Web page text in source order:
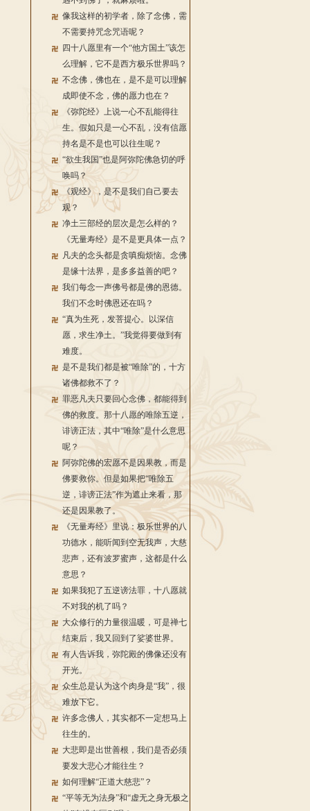
像我这样的初学者，除了念佛，需
不需要持咒念咒语呢？
四十八愿里有一个“他方国土”该怎
么理解，它不是西方极乐世界吗？
不念佛，佛也在，是不是可以理解
成即使不念，佛的愿力也在？
《弥陀经》上说一心不乱能得往
生。假如只是一心不乱，没有信愿
持名是不是也可以往生呢？
“欲生我国”也是阿弥陀佛急切的呼
唤吗？
《观经》，是不是我们自己要去
观？
净土三部经的层次是怎么样的？
《无量寿经》是不是更具体一点？
凡夫的念头都是贪嗔痴烦恼。念佛
是缘十法界，是多多益善的吧？
我们每念一声佛号都是佛的恩德。
我们不念时佛恩还在吗？
“真为生死，发菩提心。以深信
愿，求生净土。”我觉得要做到有
难度。
是不是我们都是被“唯除”的，十方
诸佛都救不了？
罪恶凡夫只要回心念佛，都能得到
佛的救度。那十八愿的唯除五逆，
诽谤正法，其中“唯除”是什么意思
呢？
阿弥陀佛的宏愿不是因果教，而是
佛要救你。但是如果把“唯除五
逆，诽谤正法”作为遮止来看，那
还是因果教了。
《无量寿经》里说：极乐世界的八
功德水，能听闻到空无我声，大慈
悲声，还有波罗蜜声，这都是什么
意思？
如果我犯了五逆谤法罪，十八愿就
不对我的机了吗？
大众修行的力量很温暖，可是禅七
结束后，我又回到了娑婆世界。
有人告诉我，弥陀殿的佛像还没有
开光。
众生总是认为这个肉身是“我”，很
难放下它。
许多念佛人，其实都不一定想马上
往生的。
大悲即是出世善根，我们是否必须
要发大悲心才能往生？
如何理解“正道大慈悲”？
“平等无为法身”和“虚无之身无极之